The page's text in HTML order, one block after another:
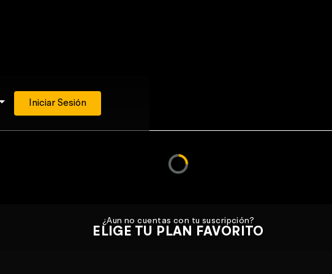
Iniciar Sesión
¿Aun no cuentas con tu suscripción?
ELIGE TU PLAN FAVORITO